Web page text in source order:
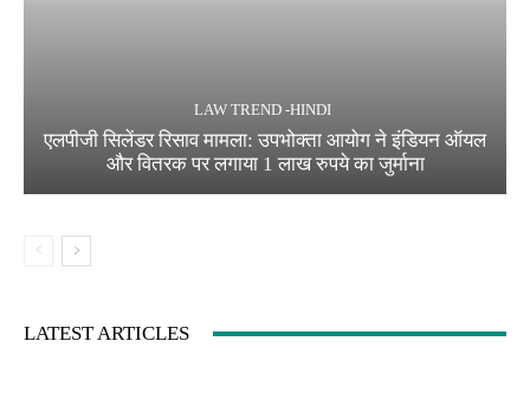
LAW TREND -HINDI
एलपीजी सिलेंडर रिसाव मामला: उपभोक्ता आयोग ने इंडियन ऑयल
और वितरक पर लगाया 1 लाख रुपये का जुर्माना
LATEST ARTICLES